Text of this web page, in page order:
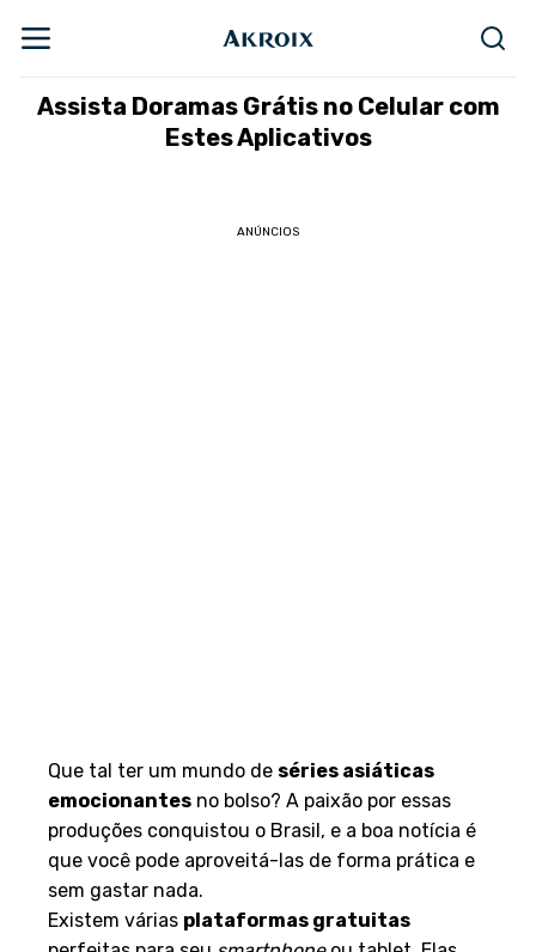
Assista Doramas Grátis no Celular com
Estes Aplicativos
ANÚNCIOS
Que tal ter um mundo de séries asiáticas
emocionantes no bolso? A paixão por essas
produções conquistou o Brasil, e a boa notícia é
que você pode aproveitá-las de forma prática e
sem gastar nada.
Existem várias plataformas gratuitas